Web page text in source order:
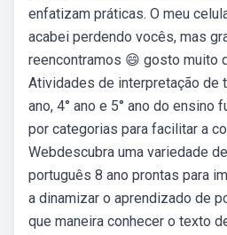
enfatizam práticas. O meu
acabei perdendo vocês, mas
reencontramos 😄 gosto muito
Atividades de interpretação de
ano, 4° ano e 5° ano do ensino
por categorias para facilitar a
Webdescubra uma variedade
português 8 ano prontas para
a dinamizar o aprendizado de
que maneira conhecer o texto